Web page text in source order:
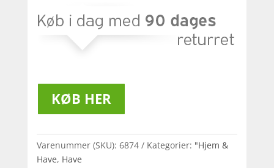
KØB HER
Varenummer (SKU): 6874 Kategorier: "Hjem &
Have, Have